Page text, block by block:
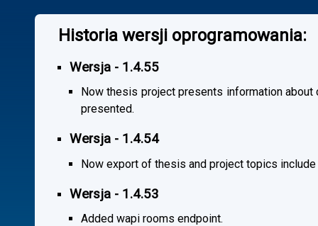
Historia wersji oprogramowania:
Wersja - 1.4.55
Now thesis project presents information
presented.
Wersja - 1.4.54
Now export of thesis and project topics
Wersja - 1.4.53
Added wapi rooms endpoint.